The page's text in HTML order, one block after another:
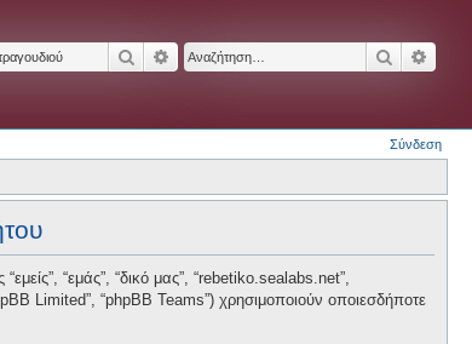
ΑναζήτησηΕιδική αναζήτηση
Σύνδεση
“εμάς”, “δικό μας”, “rebetiko.sealabs.net”,
Limited”, “phpBB Teams”) χρησιμοποιούν οποιεσδήποτε